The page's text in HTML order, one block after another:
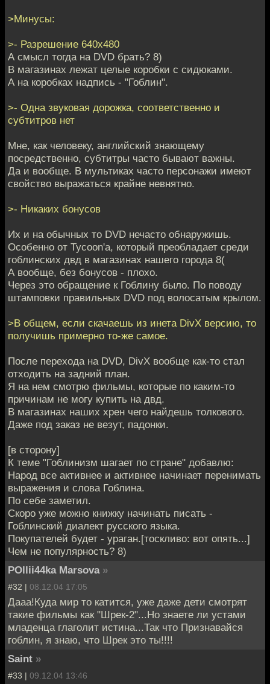
>Минусы:
>- Разрешение 640х480
А смысл тогда на DVD брать? 8)
В магазинах лежат целые коробки с сидюками.
А на коробках надпись - "Гоблин".
>- Одна звуковая дорожка, соответственно и
субтитров нет
Мне, как человеку, английский знающему
посредственно, субтитры часто бывают важны.
Да и вообще. В мультиках часто персонажи имеют
свойство выражаться крайне невнятно.
>- Никаких бонусов
Их и на обычных то DVD нечасто обнаружишь.
Особенно от Tycoon'а, который преобладает среди
гоблинских двд в магазинах нашего города 8(
А вообще, без бонусов - плохо.
Через это обращение к Гоблину было. По поводу
штамповки правильных DVD под волосатым крылом.
>В общем, если скачаешь из инета DivX версию, то
получишь примерно то-же самое.
После перехода на DVD, DivX вообще как-то стал
отходить на задний план.
Я на нем смотрю фильмы, которые по каким-то
причинам не могу купить на двд.
В магазинах наших хрен чего найдешь толкового.
Даже под заказ не везут, падонки.
[в сторону]
К теме "Гоблинизм шагает по стране" добавлю:
Народ все активнее и активнее начинает перенимать
выражения и слова Гоблина.
По себе заметил.
Скоро уже можно книжку начинать писать -
Гоблинский диалект русского языка.
Покупателей будет - ураган.[тоскливо: вот опять...]
Чем не популярность? 8)
POllii44ka Marsova »
#32 | 08.12.04 17:05
Дааа!Куда мир то катится, уже даже дети смотрят
такие фильмы как "Шрек-2"...Но знаете ли устами
младенца глаголит истина...Так что Признавайся
гоблин, я знаю, что Шрек это ты!!!!
Saint »
#33 | 09.12.04 13:46